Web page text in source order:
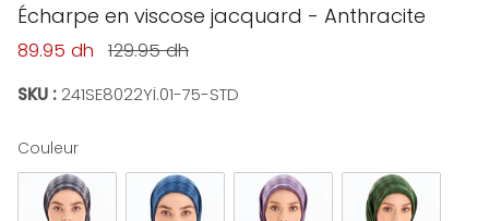
Écharpe en viscose jacquard - Anthracite
Prix soldé
89.95 dh Prix habituel
129.95 dh
SKU : 241SE8022Yİ.01-75-STD
CouleurCouleur